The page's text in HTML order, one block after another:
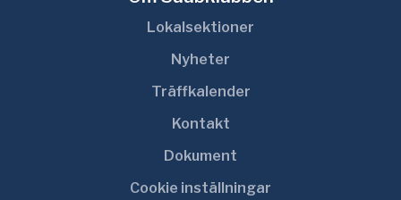
Lokalsektioner
Nyheter
Träffkalender
Kontakt
Dokument
Cookie inställningar